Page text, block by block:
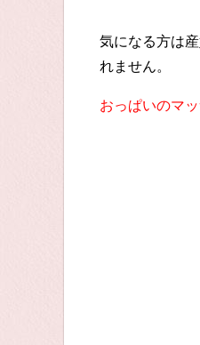
気になる方は
れません。
おっぱいのマ